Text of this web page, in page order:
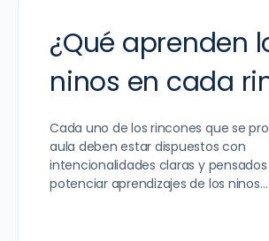
¿Qué aprenden
ninos en cada
Cada uno de los rincones que se
aula deben estar dispuestos con
intencionalidades claras y
potenciar aprendizajes de los ninos…